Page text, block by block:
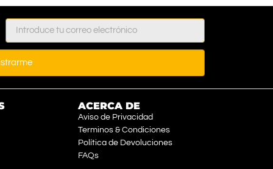
ACERCA DE
Aviso de Privacidad
Terminos & Condiciones
Política de Devoluciones
FAQs